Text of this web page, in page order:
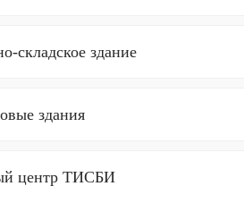
складское здание
здания
центр ТИСБИ